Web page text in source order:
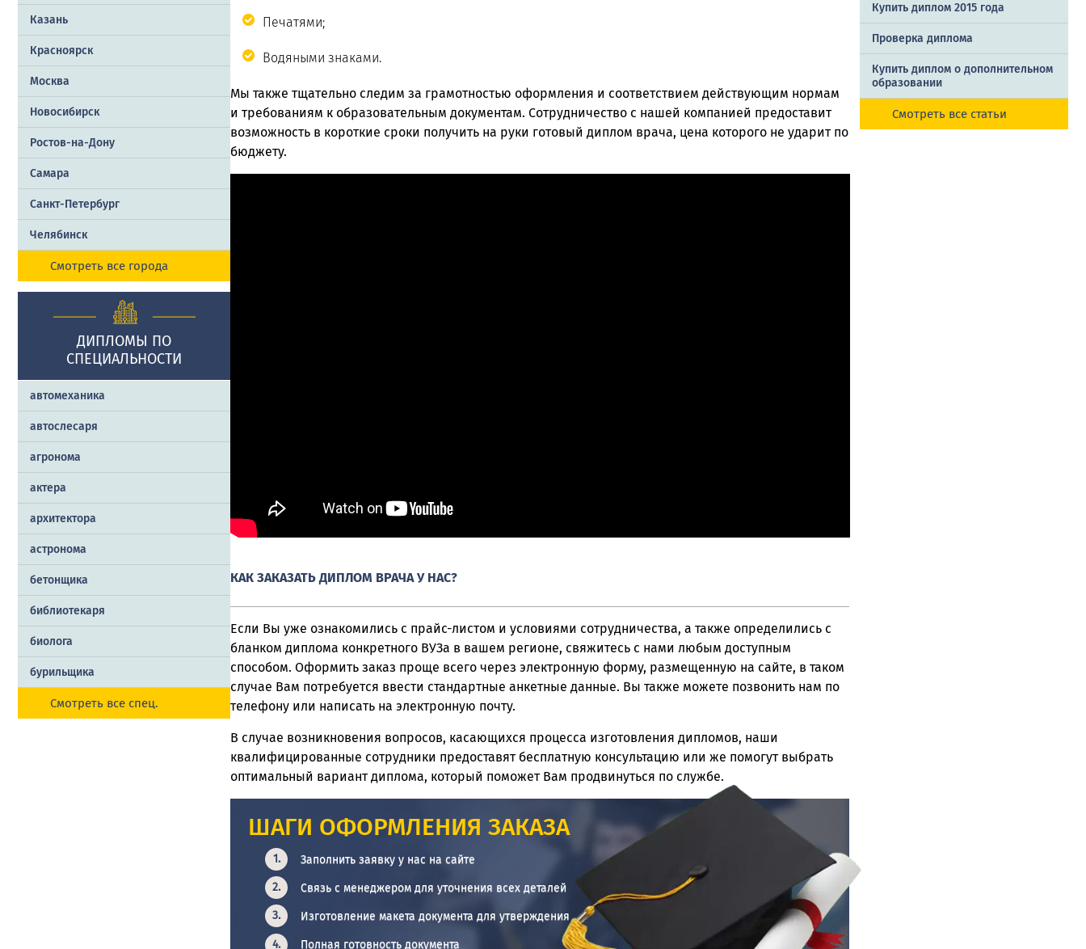
Казань
Красноярск
Москва
Новосибирск
Ростов-на-Дону
Самара
Санкт-Петербург
Челябинск
Смотреть все города
ДИПЛОМЫ ПО
СПЕЦИАЛЬНОСТИ
автомеханика
автослесаря
агронома
актера
архитектора
астронома
бетонщика
библиотекаря
биолога
бурильщика
Смотреть все спец.
Печатями;
Водяными знаками.
Мы также тщательно следим за грамотностью оформления и соответствием действующим нормам
и требованиям к образовательным документам. Сотрудничество с нашей компанией предоставит
возможность в короткие сроки получить на руки готовый диплом врача, цена которого не ударит по
бюджету.
КАК ЗАКАЗАТЬ ДИПЛОМ ВРАЧА У НАС?
Если Вы уже ознакомились с прайс-листом и условиями сотрудничества, а также определились с
бланком диплома конкретного ВУЗа в вашем регионе, свяжитесь с нами любым доступным
способом. Оформить заказ проще всего через электронную форму, размещенную на сайте, в таком
случае Вам потребуется ввести стандартные анкетные данные. Вы также можете позвонить нам по
телефону или написать на электронную почту.
В случае возникновения вопросов, касающихся процесса изготовления дипломов, наши
квалифицированные сотрудники предоставят бесплатную консультацию или же помогут выбрать
оптимальный вариант диплома, который поможет Вам продвинуться по службе.
ШАГИ ОФОРМЛЕНИЯ ЗАКАЗА
Заполнить заявку у нас на сайте
Связь с менеджером для уточнения всех деталей
Изготовление макета документа для утверждения
Полная готовность документа
Купить диплом 2015 года
Проверка диплома
Купить диплом о дополнительном
образовании
Смотреть все статьи